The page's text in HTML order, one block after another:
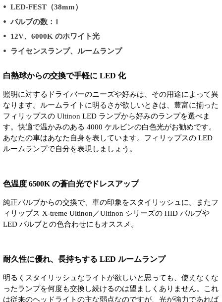
LED-FEST（38mm）
バルブの数：1
12V、6000K のホワイト光
ライセンスランプ、ルームランプ
白熱球からの交換で手軽に LED 化
照明に対するドライバーのニーズや好みは、その用途によって異
なります。ルームライトに明るさが欲しいときは、豊富に揃った
フィリップスの Ultinon LED ランプから好みのランプを選べま
す。快適で温かみのある 4000 ケルビンの白色光がお勧めです。
あなたの車はあなた自身を表しています。フィリップスの LED
ルームランプで自分を表現しましょう。
色温度 6500K の蒼白光でドレスアップ
純正バルブからの交換で、車の印象をスタイリッシュに。またフ
ィリップス X-treme Ultinon／Ultinon シリーズの HID バルブや
LED バルブとの色合わせにもオススメ。
耐久性に優れ、長持ちする LED ルームランプ
明るくスタイリッシュなライトが欲しいと思っても、使えなくな
ったランプを何度も交換し続けるのは望ましくありません。これ
は従来のヘッドライトの主な弱点なのですが、光が強力であれば